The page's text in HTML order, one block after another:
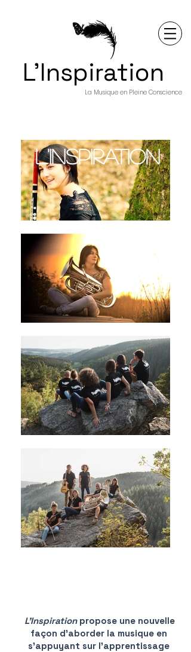
L'Inspiration
La Musique en Pleine Conscience
L'inspiration
L’Inspirationpropose une nouvelle
façon d’aborder la musique en
s’appuyant sur l’apprentissage